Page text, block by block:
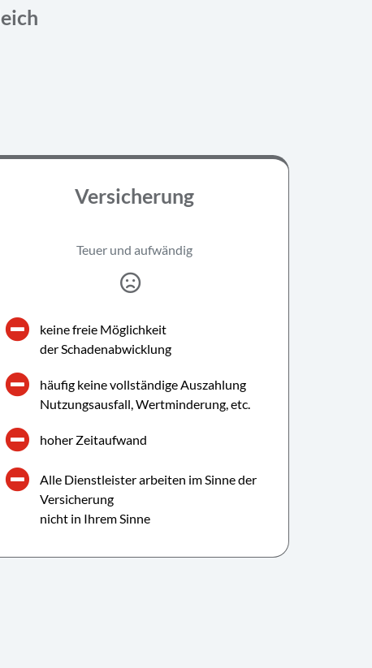
Versicherung
Teuer und aufwändig
keine freie Möglichkeit
der Schadenabwicklung
häufig keine vollständige Auszahlung
Nutzungsausfall, Wertminderung, etc.
hoher Zeitaufwand
Alle Dienstleister arbeiten im Sinne der
Versicherung
nicht in Ihrem Sinne